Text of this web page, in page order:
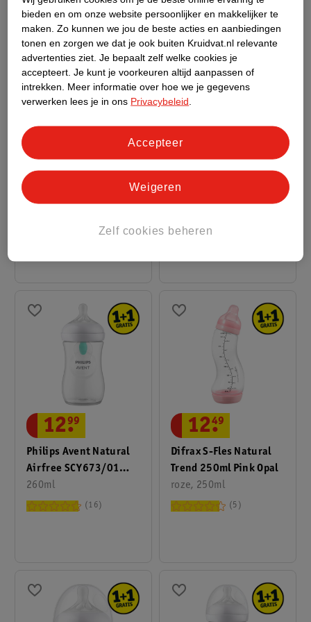
Difrax Natural 0+M S-
blauw, 250ml
Philips Avent Natural
Response SCY933/01
Glazen Babyfles
240ml
Philips Avent Natural
Airfree SCY673/01
1+M Babyfles
260ml
12.
99
16
Difrax S-Fles Natural
Trend 250ml Pink Opal
roze, 250ml
12.
49
5
bieden en om onze website persoonlijker en makkelijker te
maken. Zo kunnen we jou de beste acties en aanbiedingen
tonen en zorgen we dat je ook buiten Kruidvat.nl relevante
advertenties ziet. Je bepaalt zelf welke cookies je
accepteert. Je kunt je voorkeuren altijd aanpassen of
intrekken.
Meer informatie over hoe we je gegevens
verwerken lees je in ons Privacybeleid
Zelf cookies beheren
Weigeren
Accepteer